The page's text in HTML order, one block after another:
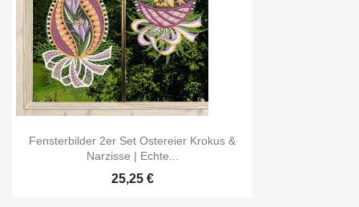
Fensterbilder 2er Set Ostereier Krokus &
Narzisse | Echte...
25,25 €